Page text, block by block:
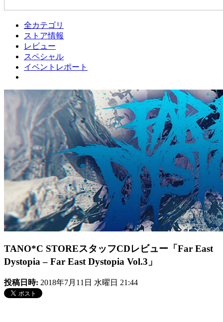
全カテゴリ
ストア情報
レビュー
スペシャル
イベントレポート
TANO*C STOREスタッフCDレビュー「Far East
Dystopia – Far East Dystopia Vol.3」
投稿日時: 2018年7月11日 水曜日 21:44